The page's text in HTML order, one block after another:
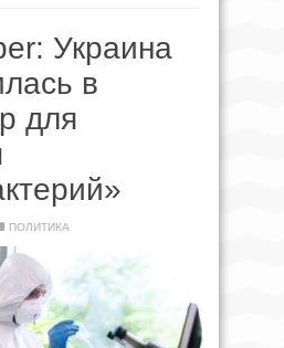
Украина
в
для
ПОЛИТИКА